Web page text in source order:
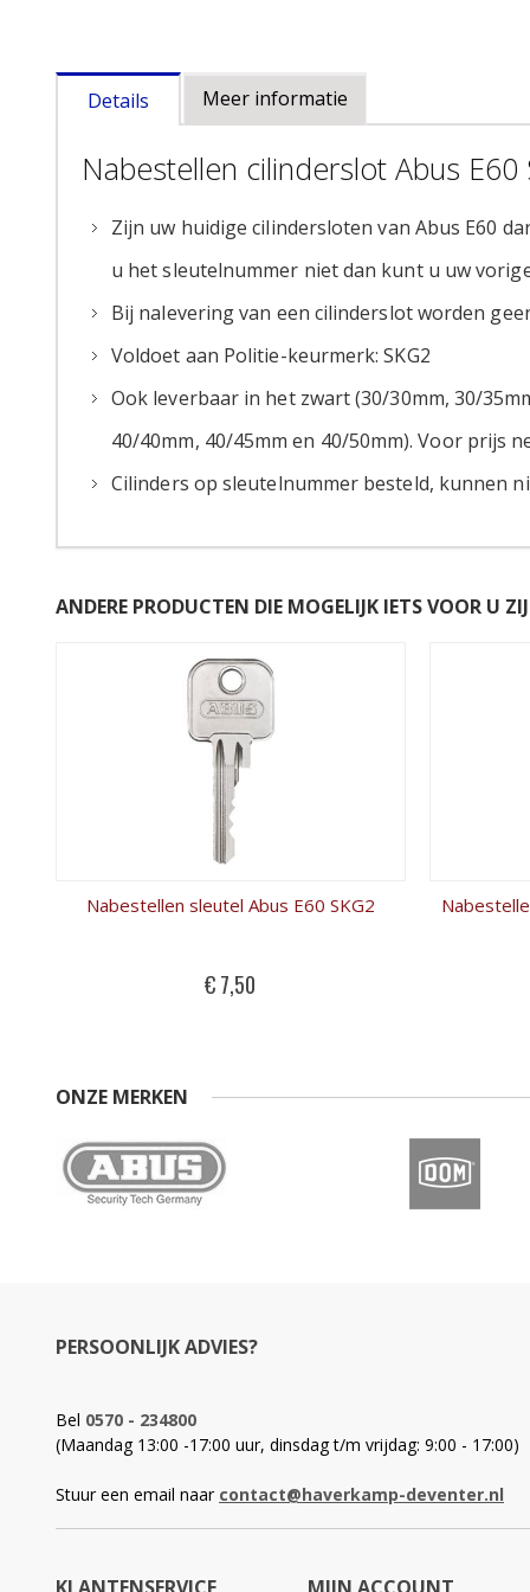
begin
gallerij
Details
Nabestellen cilinderslot Abus E60
Zijn uw huidige cilindersloten van Abus E60
u het sleutelnummer niet dan kunt u uw
Bij nalevering van een cilinderslot worden
Voldoet aan Politie-keurmerk: SKG2
Ook leverbaar in het zwart (30/30mm, 30/
40/40mm, 40/45mm en 40/50mm). Voor prijs
Cilinders op sleutelnummer besteld, kunnen
Meer informatie
ANDERE PRODUCTEN DIE MOGELIJK IETS VOOR U
Nabestellen sleutel Abus E60 SKG2
€ 7,50
ONZE MERKEN
PERSOONLIJK ADVIES?
Bel 0570 - 234800
(Maandag 13:00 -17:00 uur, dinsdag t/m vrijdag: 9:00 - 17:00)
Stuur een email naar contact@haverkamp-deventer.nl